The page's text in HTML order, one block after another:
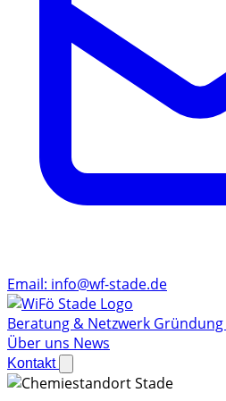
Email: info@wf-stade.de
Beratung & Netzwerk Gründung
Über uns News
Kontakt